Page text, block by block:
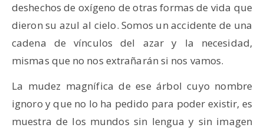
deshechos de oxígeno de otras formas de vida que
dieron su azul al cielo. Somos un accidente de una
cadena de vínculos del azar y la necesidad,
mismas que no nos extrañarán si nos vamos.
La mudez magnífica de ese árbol cuyo nombre
ignoro y que no lo ha pedido para poder existir, es
muestra de los mundos sin lengua y sin imagen